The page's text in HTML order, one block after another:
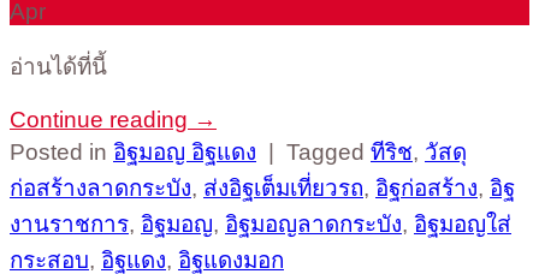
Apr
อ่านได้ที่นี้
Continue reading →
Posted in อิฐมอญ อิฐแดง Tagged ทีริช, วัสดุ
ก่อสร้างลาดกระบัง, ส่งอิฐเต็มเที่ยวรถ, อิฐก่อสร้าง, อิฐ
งานราชการ, อิฐมอญ, อิฐมอญลาดกระบัง, อิฐมอญใส่
กระสอบ, อิฐแดง, อิฐแดงมอก